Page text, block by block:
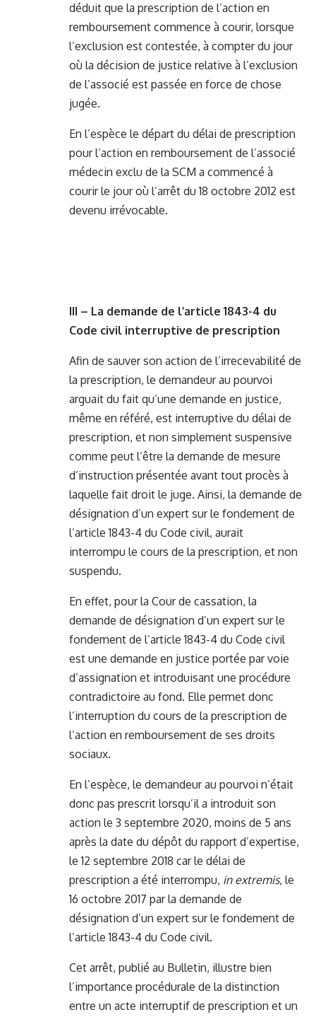
déduit que la prescription de l’action en
remboursement commence à courir, lorsque
l’exclusion est contestée, à compter du jour
où la décision de justice relative à l’exclusion
de l’associé est passée en force de chose
jugée.
En l’espèce le départ du délai de prescription
pour l’action en remboursement de l’associé
médecin exclu de la SCM a commencé à
courir le jour où l’arrêt du 18 octobre 2012 est
devenu irrévocable.
III – La demande de l’article 1843-4 du
Code civil interruptive de prescription
Afin de sauver son action de l’irrecevabilité de
la prescription, le demandeur au pourvoi
arguait du fait qu’une demande en justice,
même en référé, est interruptive du délai de
prescription, et non simplement suspensive
comme peut l’être la demande de mesure
d’instruction présentée avant tout procès à
laquelle fait droit le juge. Ainsi, la demande de
désignation d’un expert sur le fondement de
l’article 1843-4 du Code civil, aurait
interrompu le cours de la prescription, et non
suspendu.
En effet, pour la Cour de cassation, la
demande de désignation d’un expert sur le
fondement de l’article 1843-4 du Code civil
est une demande en justice portée par voie
d’assignation et introduisant une procédure
contradictoire au fond. Elle permet donc
l’interruption du cours de la prescription de
l’action en remboursement de ses droits
sociaux.
En l’espèce, le demandeur au pourvoi n’était
donc pas prescrit lorsqu’il a introduit son
action le 3 septembre 2020, moins de 5 ans
après la date du dépôt du rapport d’expertise,
le 12 septembre 2018 car le délai de
prescription a été interrompu, in extremis, le
16 octobre 2017 par la demande de
désignation d’un expert sur le fondement de
l’article 1843-4 du Code civil.
Cet arrêt, publié au Bulletin, illustre bien
l’importance procédurale de la distinction
entre un acte interruptif de prescription et un